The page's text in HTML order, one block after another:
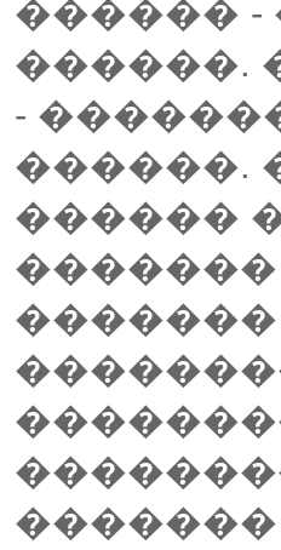
������ -
������.
-
������.
������
�������